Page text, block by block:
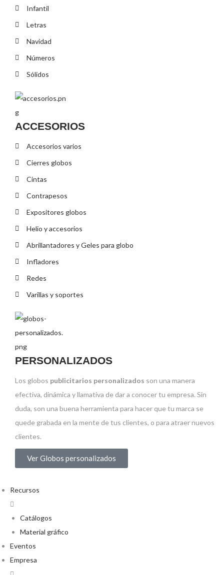
Infantil
Letras
Navidad
Números
Sólidos
ACCESORIOS
Accesorios varios
Cierres globos
Cintas
Contrapesos
Expositores globos
Helio y accesorios
Abrillantadores y Geles para globo
Infladores
Redes
Varillas y soportes
PERSONALIZADOS
Los globos publicitarios personalizados son una manera
efectiva, dinámica y llamativa de dar a conocer tu empresa. Sin
duda, son una buena herramienta para hacer que tu marca se
quede grabada en la mente de tus clientes, o para atraer nuevos
clientes.
Ver Globos personalizados
Recursos
Catálogos
Material gráfico
Eventos
Empresa